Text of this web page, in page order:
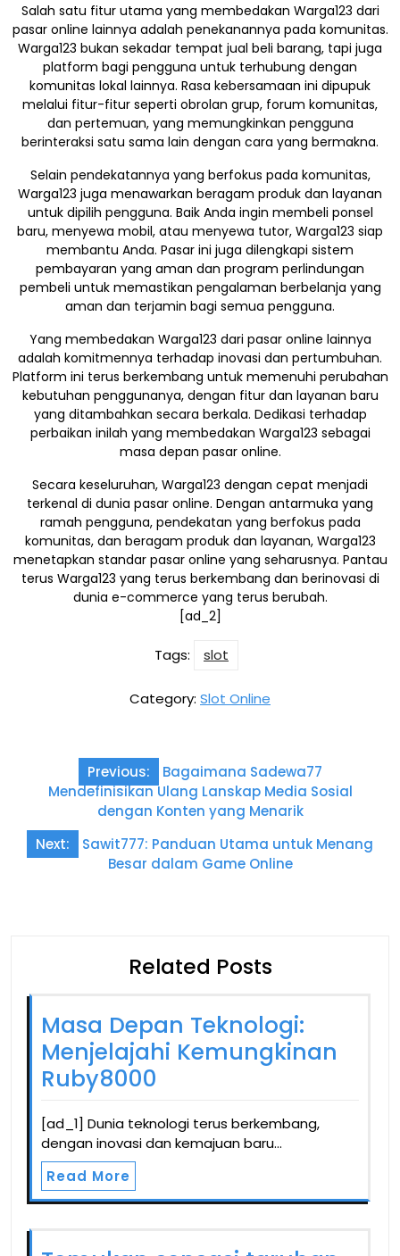
Salah satu fitur utama yang membedakan Warga123 dari
pasar online lainnya adalah penekanannya pada komunitas.
Warga123 bukan sekadar tempat jual beli barang, tapi juga
platform bagi pengguna untuk terhubung dengan
komunitas lokal lainnya. Rasa kebersamaan ini dipupuk
melalui fitur-fitur seperti obrolan grup, forum komunitas,
dan pertemuan, yang memungkinkan pengguna
berinteraksi satu sama lain dengan cara yang bermakna.
Selain pendekatannya yang berfokus pada komunitas,
Warga123 juga menawarkan beragam produk dan layanan
untuk dipilih pengguna. Baik Anda ingin membeli ponsel
baru, menyewa mobil, atau menyewa tutor, Warga123 siap
membantu Anda. Pasar ini juga dilengkapi sistem
pembayaran yang aman dan program perlindungan
pembeli untuk memastikan pengalaman berbelanja yang
aman dan terjamin bagi semua pengguna.
Yang membedakan Warga123 dari pasar online lainnya
adalah komitmennya terhadap inovasi dan pertumbuhan.
Platform ini terus berkembang untuk memenuhi perubahan
kebutuhan penggunanya, dengan fitur dan layanan baru
yang ditambahkan secara berkala. Dedikasi terhadap
perbaikan inilah yang membedakan Warga123 sebagai
masa depan pasar online.
Secara keseluruhan, Warga123 dengan cepat menjadi
terkenal di dunia pasar online. Dengan antarmuka yang
ramah pengguna, pendekatan yang berfokus pada
komunitas, dan beragam produk dan layanan, Warga123
menetapkan standar pasar online yang seharusnya. Pantau
terus Warga123 yang terus berkembang dan berinovasi di
dunia e-commerce yang terus berubah.
[ad_2]
Tags: slot
Category: Slot Online
navigation
Previous:
Bagaimana Sadewa77
Mendefinisikan Ulang Lanskap Media Sosial
dengan Konten yang Menarik
Next:
Sawit777: Panduan Utama untuk Menang
Besar dalam Game Online
Related Posts
Masa Depan Teknologi:
Menjelajahi Kemungkinan
Ruby8000
[ad_1] Dunia teknologi terus berkembang,
dengan inovasi dan kemajuan baru…
Read More